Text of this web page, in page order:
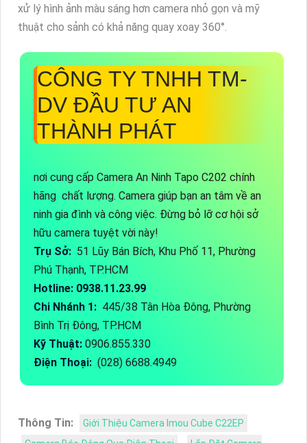
xử lý hình ảnh màu sáng hơn camera nhỏ gọn và mỹ
thuật cho sảnh có khả năng quay xoay 360°.
CÔNG TY TNHH TM-
DV ĐẦU TƯ AN
THÀNH PHÁT
nơi cung cấp Camera An Ninh Tapo C202 chính
hãng chất lượng. Camera giúp bạn an tâm về an
ninh gia đình và công việc. Đừng bỏ lỡ cơ hội sở
hữu camera tuyệt vời này!
Trụ Sở: 51 Lũy Bán Bích, Khu Phố 11, Phường
Phú Thạnh, TP.HCM
Hotline: 0938.11.23.99
Chi Nhánh 1: 445/38 Tân Hòa Đông, Phường
Bình Trị Đông, TP.HCM
Kỹ Thuật: 0906.855.330
Điện Thoại: (028) 6688.4949
Thông Tin:
Giới Thiệu Camera Imou Cube C22EP